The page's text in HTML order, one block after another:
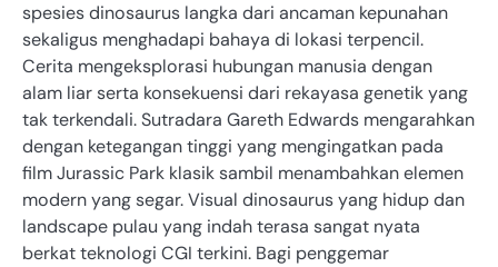
spesies dinosaurus langka dari ancaman kepunahan
sekaligus menghadapi bahaya di lokasi terpencil.
Cerita mengeksplorasi hubungan manusia dengan
alam liar serta konsekuensi dari rekayasa genetik yang
tak terkendali. Sutradara Gareth Edwards mengarahkan
dengan ketegangan tinggi yang mengingatkan pada
film Jurassic Park klasik sambil menambahkan elemen
modern yang segar. Visual dinosaurus yang hidup dan
landscape pulau yang indah terasa sangat nyata
berkat teknologi CGI terkini. Bagi penggemar